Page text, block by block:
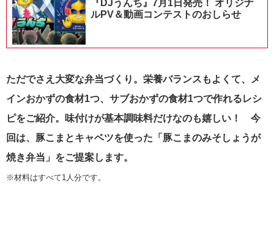
『DJうんち』7月1日発売！ オリジナ
ルPV＆動画コンテストのおしらせ
ただでさえ大変な弁当づくり。栄養バランスもよくて、メ
インおかずの食材1つ、 サブおかずの食材1つで作れるレシ
ピをご紹介。味付けが基本調味料だけなのも嬉しい！ 今
回は、豚こまとキャベツを使った「豚こまのみそしょうが
焼き弁当」をご提案します。
※材料はすべて1人分です。